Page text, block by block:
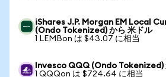
iShares J.P. Morgan EM Local
(Ondo Tokenized) から 米ドル
1 LEMBon は $43.07 に相当
Invesco QQQ (Ondo Tokenized)
1 QQQon は $724.64 に相当